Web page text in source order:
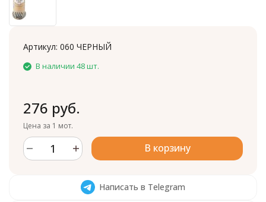
Артикул: 060 ЧЕРНЫЙ
В наличии 48 шт.
276 руб.
Цена за 1 мот.
В корзину
Написать в Telegram